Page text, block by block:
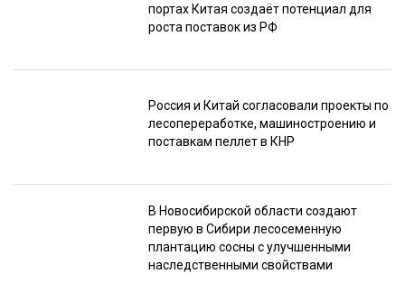
портах Китая создаёт потенциал для
роста поставок из РФ
Россия и Китай согласовали проекты по
лесопереработке, машиностроению и
поставкам пеллет в КНР
В Новосибирской области создают
первую в Сибири лесосеменную
плантацию сосны с улучшенными
наследственными свойствами